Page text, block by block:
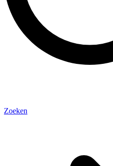
Zoeken